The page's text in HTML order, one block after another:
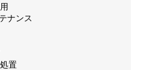
ナンス
置